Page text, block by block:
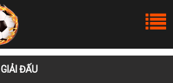
GIẢI ĐẤU